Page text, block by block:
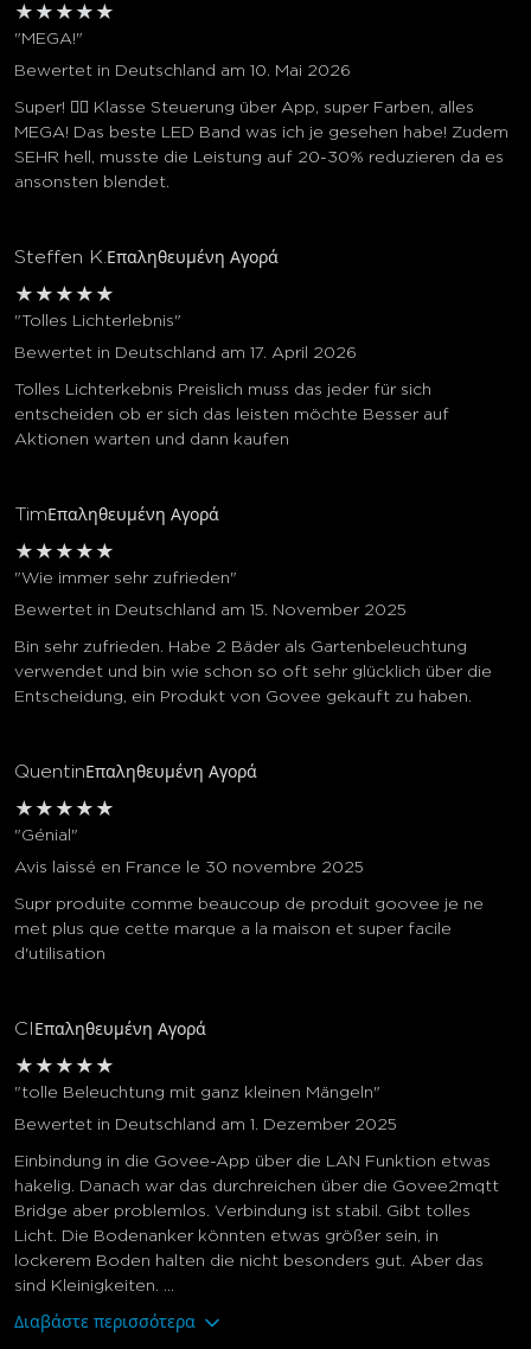
★ ★ ★ ★ ★
"MEGA!"
Bewertet in Deutschland am 10. Mai 2026
Super! 👍🏼 Klasse Steuerung über App, super Farben, alles
MEGA! Das beste LED Band was ich je gesehen habe! Zudem
SEHR hell, musste die Leistung auf 20-30% reduzieren da es
ansonsten blendet.
Steffen K. Επαληθευμένη Αγορά
★ ★ ★ ★ ★
"Tolles Lichterlebnis"
Bewertet in Deutschland am 17. April 2026
Tolles Lichterkebnis Preislich muss das jeder für sich
entscheiden ob er sich das leisten möchte Besser auf
Aktionen warten und dann kaufen
Tim Επαληθευμένη Αγορά
★ ★ ★ ★ ★
"Wie immer sehr zufrieden"
Bewertet in Deutschland am 15. November 2025
Bin sehr zufrieden. Habe 2 Bäder als Gartenbeleuchtung
verwendet und bin wie schon so oft sehr glücklich über die
Entscheidung, ein Produkt von Govee gekauft zu haben.
Quentin Επαληθευμένη Αγορά
★ ★ ★ ★ ★
"Génial"
Avis laissé en France le 30 novembre 2025
Supr produite comme beaucoup de produit goovee je ne
met plus que cette marque a la maison et super facile
d'utilisation
Cl Επαληθευμένη Αγορά
★ ★ ★ ★ ★
"tolle Beleuchtung mit ganz kleinen Mängeln"
Bewertet in Deutschland am 1. Dezember 2025
Einbindung in die Govee-App über die LAN Funktion etwas
hakelig. Danach war das durchreichen über die Govee2mqtt
Bridge aber problemlos. Verbindung ist stabil. Gibt tolles
Licht. Die Bodenanker könnten etwas größer sein, in
lockerem Boden halten die nicht besonders gut. Aber das
sind Kleinigkeiten. ...
Διαβάστε περισσότερα